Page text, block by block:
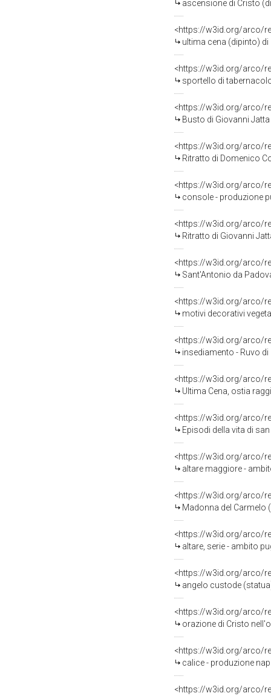
ascensione di Cristo
<https://w3id.org/arco/
ultima cena (dipinto)
<https://w3id.org/arco/
sportello di
<https://w3id.org/arco/
Busto di Giovanni
<https://w3id.org/arco/
Ritratto di Domenico
<https://w3id.org/arco/
console - produzione
<https://w3id.org/arco/
Ritratto di Giovanni
<https://w3id.org/arco/
Sant'Antonio da
<https://w3id.org/arco/
motivi decorativi
<https://w3id.org/arco/
insediamento - Ruvo di
<https://w3id.org/arco/
Ultima Cena, ostia
<https://w3id.org/arco/
Episodi della vita di san
<https://w3id.org/arco/
altare maggiore -
<https://w3id.org/arco/
Madonna del Carmelo
<https://w3id.org/arco/
altare, serie - ambito
<https://w3id.org/arco/
angelo custode
<https://w3id.org/arco/
orazione di Cristo
<https://w3id.org/arco/
calice - produzione
<https://w3id.org/arco/